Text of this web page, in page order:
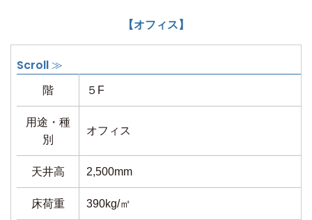
【オフィス】
階 ５F
用途・種
別
オフィス
天井高 2,500mm
床荷重 390kg/㎡